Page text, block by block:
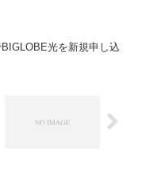
光を新規申し込